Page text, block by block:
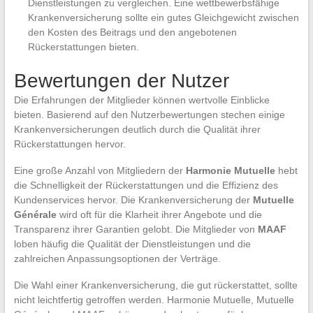
Dienstleistungen zu vergleichen. Eine wettbewerbsfähige
Krankenversicherung sollte ein gutes Gleichgewicht zwischen
den Kosten des Beitrags und den angebotenen
Rückerstattungen bieten.
Bewertungen der Nutzer
Die Erfahrungen der Mitglieder können wertvolle Einblicke
bieten. Basierend auf den Nutzerbewertungen stechen einige
Krankenversicherungen deutlich durch die Qualität ihrer
Rückerstattungen hervor.
Eine große Anzahl von Mitgliedern der Harmonie Mutuellehebt
die Schnelligkeit der Rückerstattungen und die Effizienz des
Kundenservices hervor. Die Krankenversicherung der Mutuelle
Généralewird oft für die Klarheit ihrer Angebote und die
Transparenz ihrer Garantien gelobt. Die Mitglieder von MAAF
loben häufig die Qualität der Dienstleistungen und die
zahlreichen Anpassungsoptionen der Verträge.
Die Wahl einer Krankenversicherung, die gut rückerstattet, sollte
nicht leichtfertig getroffen werden. Harmonie Mutuelle, Mutuelle